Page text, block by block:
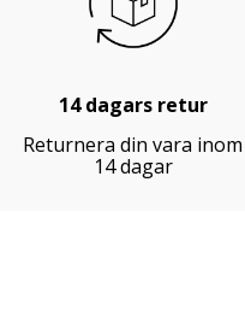
14 dagars retur
Returnera din vara inom
14 dagar